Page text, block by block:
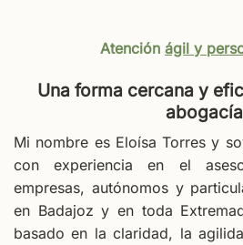
Atención ágil y
Una forma cercana y
abogacía
Mi nombre es Eloísa Torres y
con experiencia en el
empresas, autónomos y
en Badajoz y en toda
basado en la claridad, la